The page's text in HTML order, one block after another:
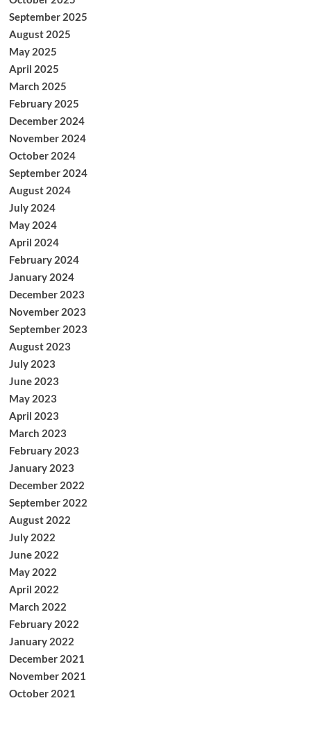
September 2025
August 2025
May 2025
April 2025
March 2025
February 2025
December 2024
November 2024
October 2024
September 2024
August 2024
July 2024
May 2024
April 2024
February 2024
January 2024
December 2023
November 2023
September 2023
August 2023
July 2023
June 2023
May 2023
April 2023
March 2023
February 2023
January 2023
December 2022
September 2022
August 2022
July 2022
June 2022
May 2022
April 2022
March 2022
February 2022
January 2022
December 2021
November 2021
October 2021